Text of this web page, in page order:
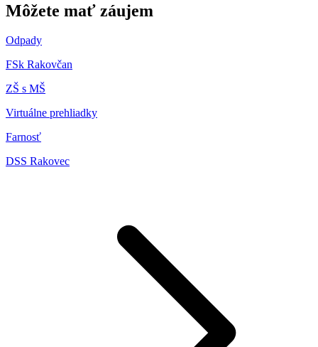
Môžete mať záujem
Odpady
FSk Rakovčan
ZŠ s MŠ
Virtuálne prehliadky
Farnosť
DSS Rakovec